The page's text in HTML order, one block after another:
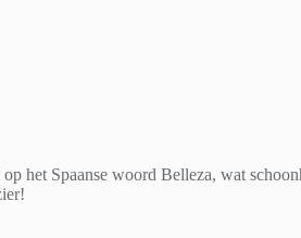
op het Spaanse woord Belleza, wat